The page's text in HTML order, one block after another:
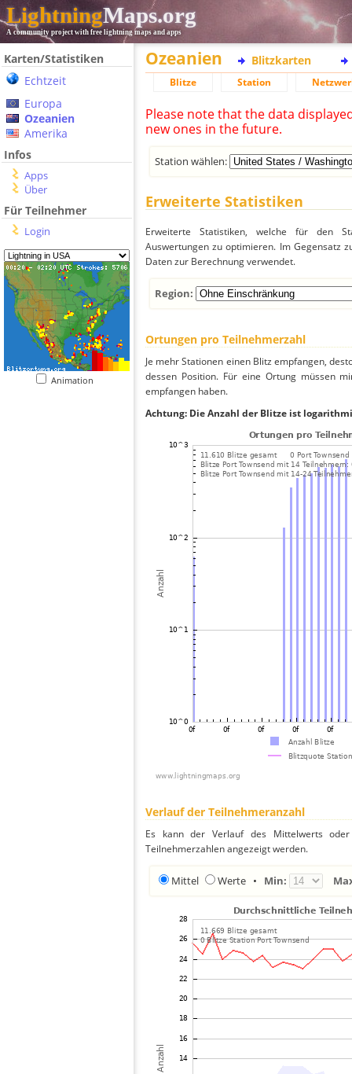
LightningMaps.org
A community project with free lightning maps and apps
Karten/Statistiken
Echtzeit
Europa
Ozeanien
Amerika
Infos
Apps
Über
Für Teilnehmer
Login
Animation
Ozeanien Blitzkarten
Blitze Station
Please note that the data
new ones in the future.
Station wählen:
Erweiterte Statistiken
Erweiterte Statistiken, welche für den
Auswertungen zu optimieren. Im Gegensatz
Daten zur Berechnung verwendet.
Region:
Ortungen pro Teilnehmerzahl
Je mehr Stationen einen Blitz empfangen,
dessen Position. Für eine Ortung müssen
empfangen haben.
Achtung: Die Anzahl der Blitze ist
Verlauf der Teilnehmeranzahl
Es kann der Verlauf des Mittelwerts
Teilnehmerzahlen angezeigt werden.
Mittel Werte • Min: